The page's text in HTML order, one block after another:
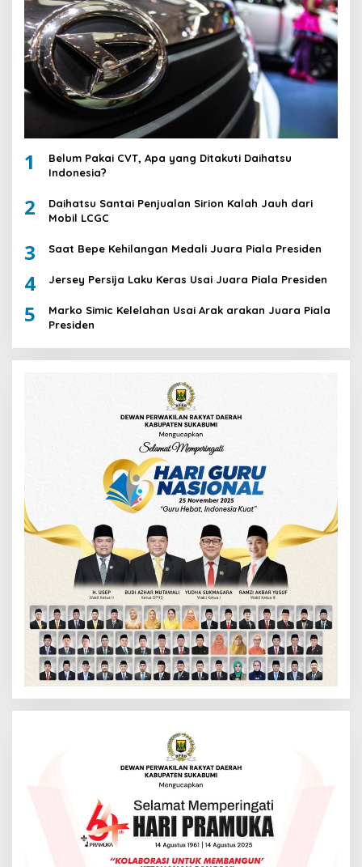
1
Belum Pakai CVT, Apa yang Ditakuti Daihatsu
Indonesia?
2
Daihatsu Santai Penjualan Sirion Kalah Jauh dari
Mobil LCGC
3 Saat Bepe Kehilangan Medali Juara Piala Presiden
4 Jersey Persija Laku Keras Usai Juara Piala Presiden
5
Marko Simic Kelelahan Usai Arak arakan Juara Piala
Presiden